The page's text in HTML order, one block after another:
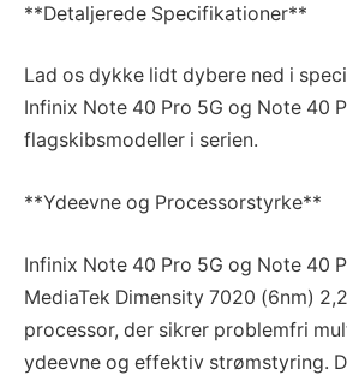
**Detaljerede Specifikationer**
Lad os dykke lidt dybere ned i
Infinix Note 40 Pro 5G og Note 40
flagskibsmodeller i serien.
**Ydeevne og Processorstyrke**
Infinix Note 40 Pro 5G og Note 40
MediaTek Dimensity 7020 (6nm)
processor, der sikrer problemfri
ydeevne og effektiv strømstyring.